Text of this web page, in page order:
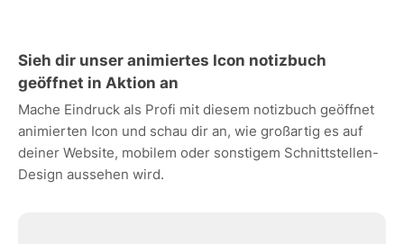
Sieh dir unser animiertes Icon notizbuch
geöffnet in Aktion an
Mache Eindruck als Profi mit diesem notizbuch geöffnet
animierten Icon und schau dir an, wie großartig es auf
deiner Website, mobilem oder sonstigem Schnittstellen-
Design aussehen wird.